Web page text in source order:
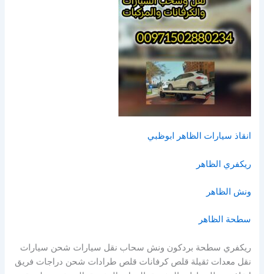
انقاذ سيارات الظاهر ابوظبي
ريكفري الظاهر
ونش الظاهر
سطحة الظاهر
ريكفري سطحة بردكون ونش سحاب نقل سيارات شحن سيارات
نقل معدات ثقيلة قلص كرفانات قلص طرادات شحن دراجات فريق